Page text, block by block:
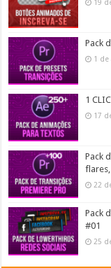
19
Pack
1 de
1
17
Pack
22
Pack
#01
25